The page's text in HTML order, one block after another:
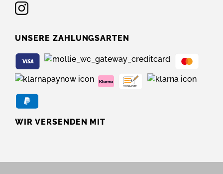
UNSERE ZAHLUNGSARTEN
WIR VERSENDEN MIT